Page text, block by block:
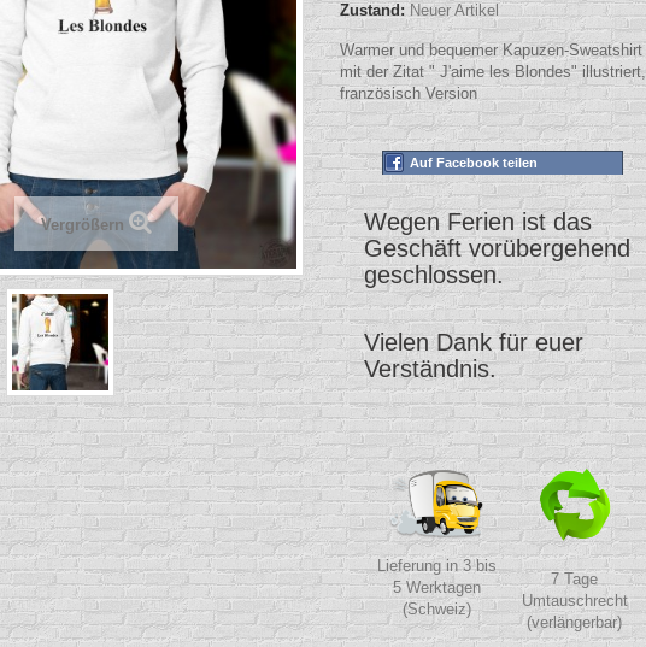
Vergrößern
Zustand: Neuer Artikel
Warmer und bequemer Kapuzen-Sweatshirt
mit der Zitat " J'aime les Blondes" illustriert,
französisch Version
Auf Facebook teilen
Wegen Ferien ist das
Geschäft vorübergehend
geschlossen.
Vielen Dank für euer
Verständnis.
Lieferung in 3 bis
5 Werktagen
(Schweiz)
7 Tage
Umtauschrecht
(verlängerbar)